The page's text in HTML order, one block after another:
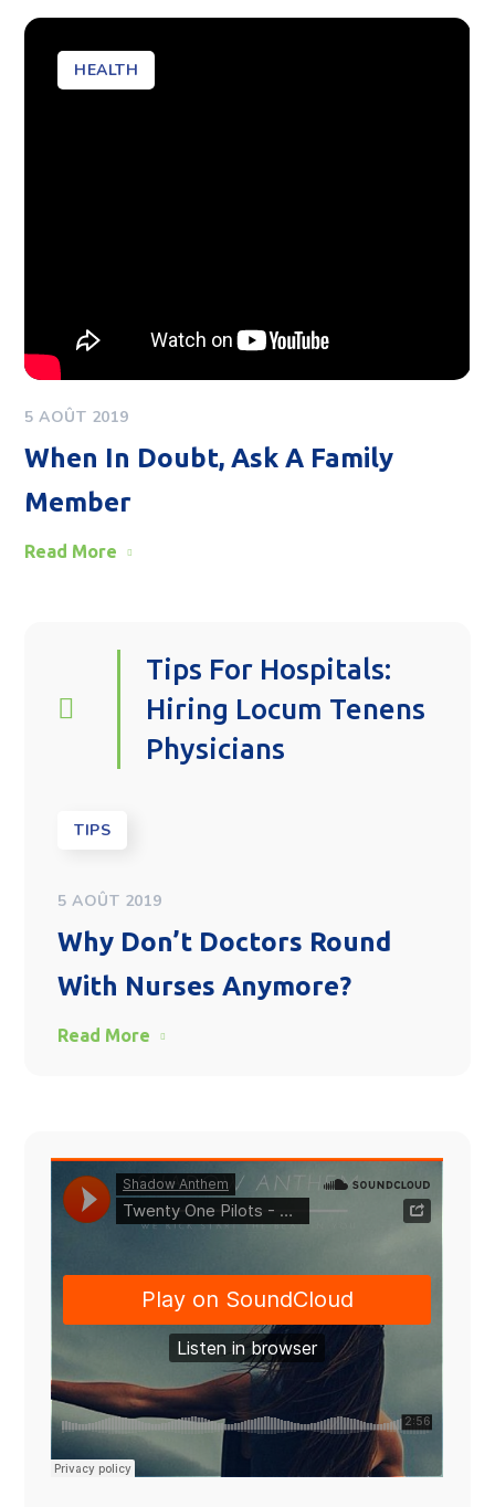
HEALTH
5 AOÛT 2019
When In Doubt, Ask A Family
Member
Read More
Tips For Hospitals:
Hiring Locum Tenens
Physicians
TIPS
5 AOÛT 2019
Why Don’t Doctors Round
With Nurses Anymore?
Read More